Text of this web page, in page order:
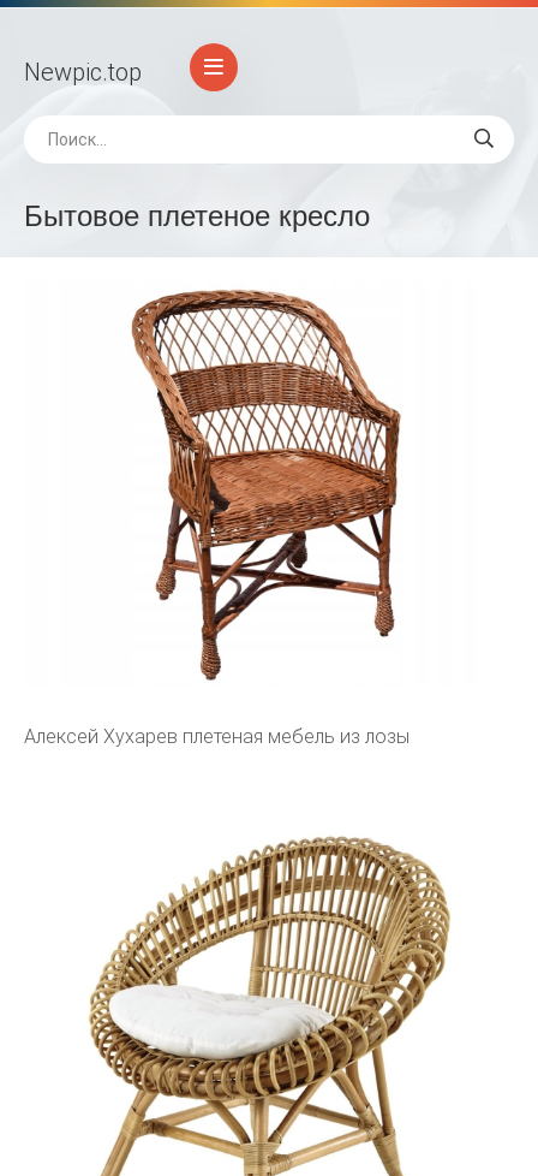
Newpic.top
Бытовое плетеное кресло
Алексей Хухарев плетеная мебель из лозы